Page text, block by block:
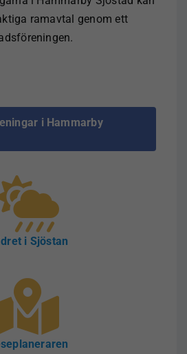
ramavtal genom ett
i Hammarby
i Sjöstan